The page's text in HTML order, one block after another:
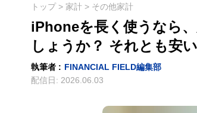
トップ> 家計 > その他家計
iPhoneを長く使うなら
しょうか？ それとも安
執筆者 : FINANCIAL FIELD編集部
配信日: 2026.06.03